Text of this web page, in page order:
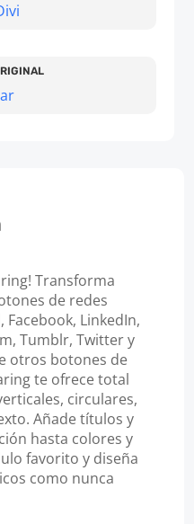
Transforma
de redes
Facebook, LinkedIn,
Tumblr, Twitter y
otros botones de
te ofrece total
circulares,
Añade títulos y
hasta colores y
favorito y diseña
como nunca